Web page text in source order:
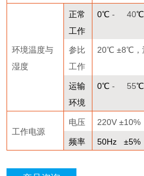
环境温度与
湿度
正常
工作
0℃ - 40℃
参比
工作
20℃ ±8℃，
运输
环境
0℃ - 55℃
工作电源
电压 220V ±10%
频率 50Hz ±5%